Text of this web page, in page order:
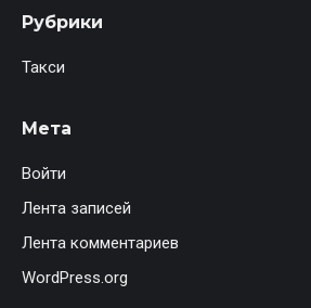
Рубрики
Такси
Мета
Войти
Лента записей
Лента комментариев
WordPress.org